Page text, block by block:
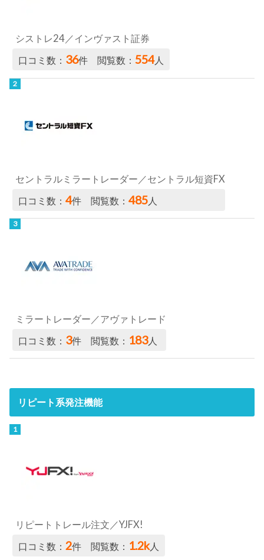
シストレ24／インヴァスト証券
口コミ数： 36件 閲覧数：554人
セントラルミラートレーダー／セントラル短資FX
口コミ数：4件 閲覧数：485 人
ミラートレーダー／アヴァトレード
口コミ数： 3件 閲覧数： 183人
リピート系発注機能
リピートトレール注文／YJFX!
口コミ数：2件 閲覧数： 1.2k人